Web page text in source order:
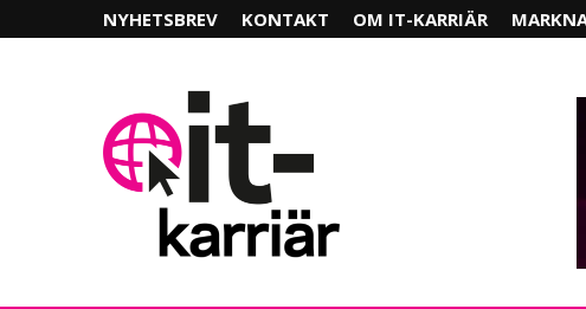
NYHETSBREV KONTAKT OM IT-KARRIÄR